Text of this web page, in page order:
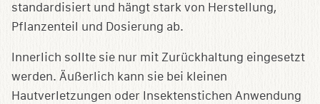
standardisiert und hängt stark von Herstellung,
Pflanzenteil und Dosierung ab.
Innerlich sollte sie nur mit Zurückhaltung eingesetzt
werden. Äußerlich kann sie bei kleinen
Hautverletzungen oder Insektenstichen Anwendung